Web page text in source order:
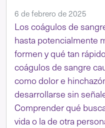
6 de febrero de 2025
Los coágulos de
hasta potencialmente
formen y qué tan
coágulos de sangre
como dolor e
desarrollarse sin
Comprender qué
vida o la de otra